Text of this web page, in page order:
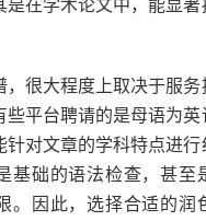
是在学术论文中，能显
，很大程度上取决于服
些平台聘请的是母语为
针对文章的学科特点进
基础的语法检查，甚至
。因此，选择合适的润